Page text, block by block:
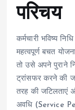
परिचय
कर्मचारी भविष्य
महत्वपूर्ण बचत
तो उसे अपने पुराने
ट्रांसफर करने की
तरह की जटिलताएं
अवधि (Service